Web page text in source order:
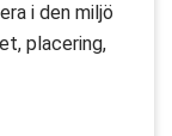
i den miljö
placering,